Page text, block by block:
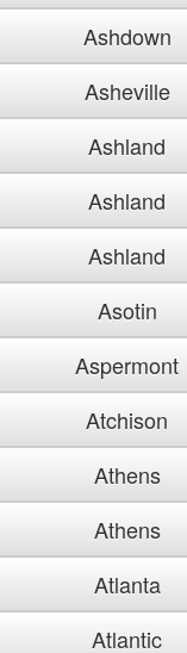
Ashdown
Asheville
Ashland
Ashland
Ashland
Asotin
Aspermont
Atchison
Athens
Athens
Atlanta
Atlantic